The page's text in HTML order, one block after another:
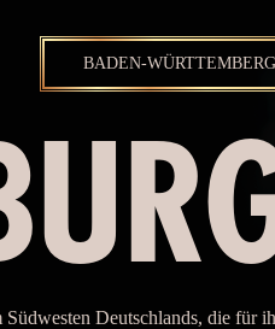
BADEN-WÜRTTEMBERG
Südwesten Deutschlands, die für